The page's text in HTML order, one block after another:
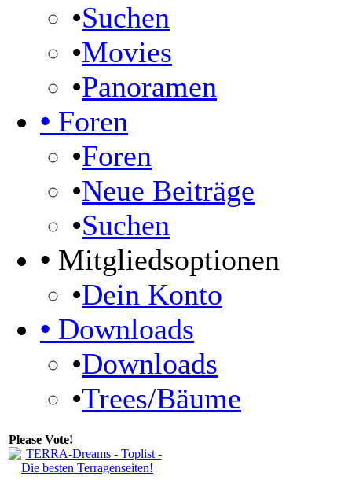
•Suchen
•Movies
•Panoramen
• Foren
•Foren
•Neue Beiträge
•Suchen
• Mitgliedsoptionen
•Dein Konto
• Downloads
•Downloads
•Trees/Bäume
Please Vote!